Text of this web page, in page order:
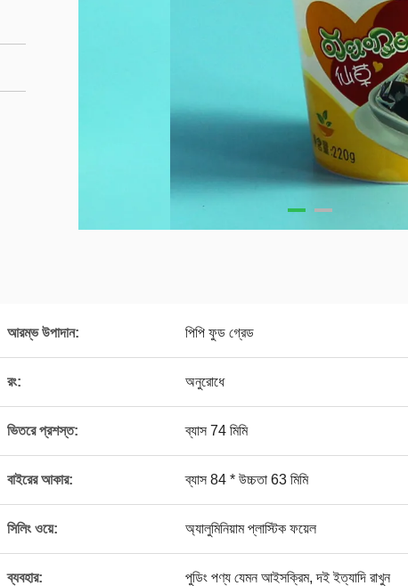
আরম্ভ উপাদান: পিপি ফুড গ্রেড
রং: অনুরোধে
ভিতরে প্রশস্ত: ব্যাস 74 মিমি
বাইরের আকার: ব্যাস 84 * উচ্চতা 63 মিমি
সিলিং ওয়ে: অ্যালুমিনিয়াম প্লাস্টিক ফয়েল
ব্যবহার: পুডিং পণ্য যেমন আইসক্রিম, দই ইত্যাদি রাখুন